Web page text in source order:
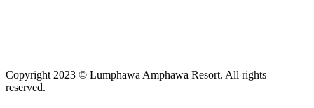
Copyright 2023 © Lumphawa Amphawa Resort. All rights
reserved.